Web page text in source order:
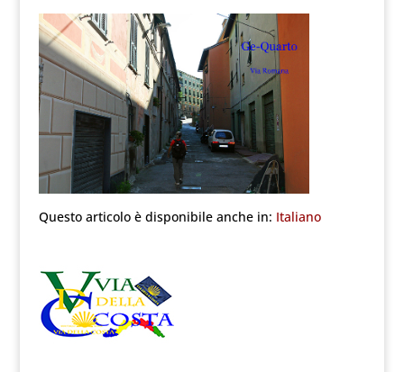
Questo articolo è disponibile anche in: Italiano